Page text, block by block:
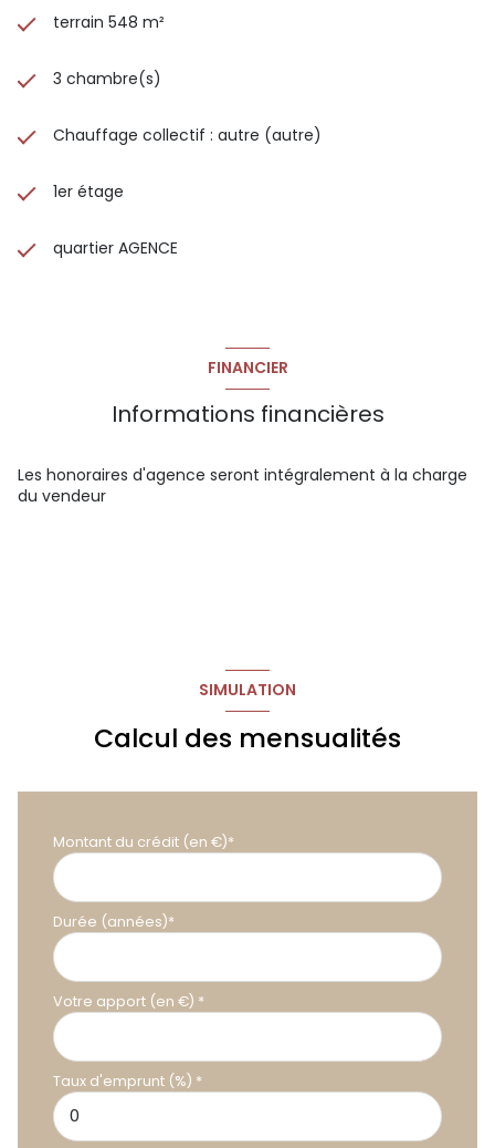
GARANTIES - VOLUMES - PRESTATIONS - RARE - Les
sont disponibles sur le site Géorisques du gouvernement.
terrain 548 m²
3 chambre(s)
Chauffage collectif : autre (autre)
1er étage
quartier AGENCE
FINANCIER
Informations financières
Les honoraires d'agence seront intégralement à la charge
du vendeur
SIMULATION
Calcul des mensualités
Montant du crédit (en €)*
Durée (années)*
Votre apport (en €) *
Taux d'emprunt (%) *